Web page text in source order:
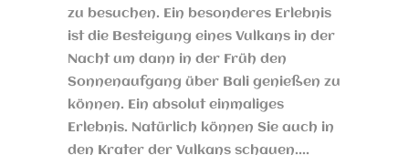
zu besuchen. Ein besonderes Erlebnis
ist die Besteigung eines Vulkans in der
Nacht um dann in der Früh den
Sonnenaufgang über Bali genießen zu
können. Ein absolut einmaliges
Erlebnis. Natürlich können Sie auch in
den Krater der Vulkans schauen....